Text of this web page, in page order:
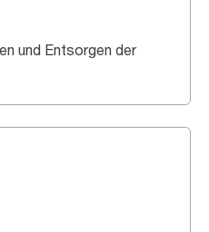
und Entsorgen der